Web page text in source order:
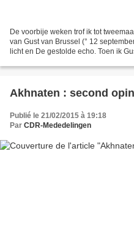
De voorbije weken trof ik tot
van Gust van Brussel (° 12
licht en De gestolde echo. Toen ik
Akhnaten : second
Publié le 21/02/2015 à 19:18
Par CDR-Mededelingen